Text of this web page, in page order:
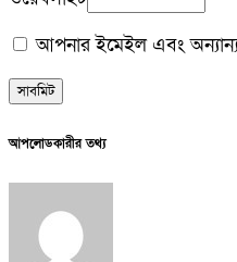
আপনার ইমেইল এবং
আপলোডকারীর তথ্য